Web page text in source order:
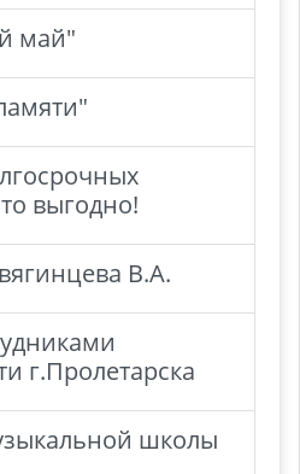
май"
выгодно!
В.А.
г.Пролетарска
школы